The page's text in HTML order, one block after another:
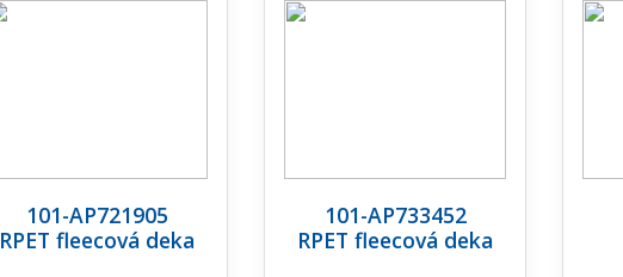
101-AP721905
RPET fleecová deka
101-AP733452
RPET fleecová deka